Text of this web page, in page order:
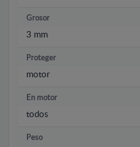
Grosor
3 mm
Proteger
motor
En motor
todos
Peso